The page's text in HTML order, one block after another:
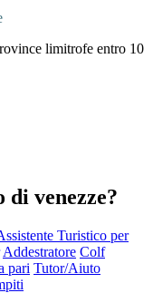
limitrofe entro 10
venezze?
Turistico per
Addestratore Colf
pari Tutor/Aiuto